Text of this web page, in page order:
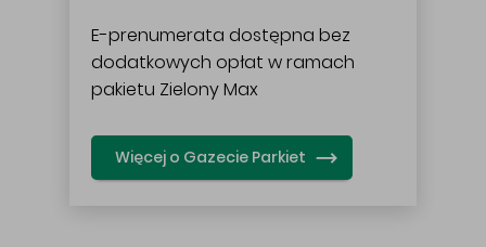
E-prenumerata dostępna bez
dodatkowych opłat w ramach
pakietu Zielony Max
Więcej o Gazecie Parkiet